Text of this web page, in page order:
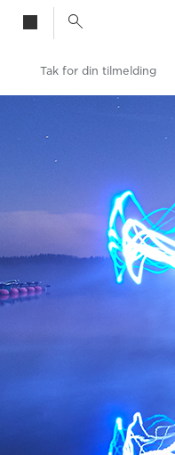
Tak for din tilmelding